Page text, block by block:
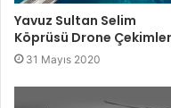
Yavuz Sultan Selim
Köprüsü Drone
31 Mayıs 2020